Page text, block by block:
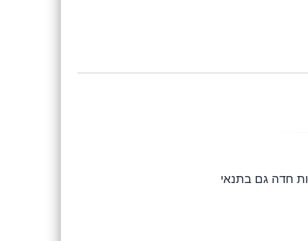
חדה גם בתנאי